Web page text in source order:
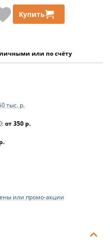
Купить
или по счёту
тыс. р.
:от 350 р.
или промо-акции